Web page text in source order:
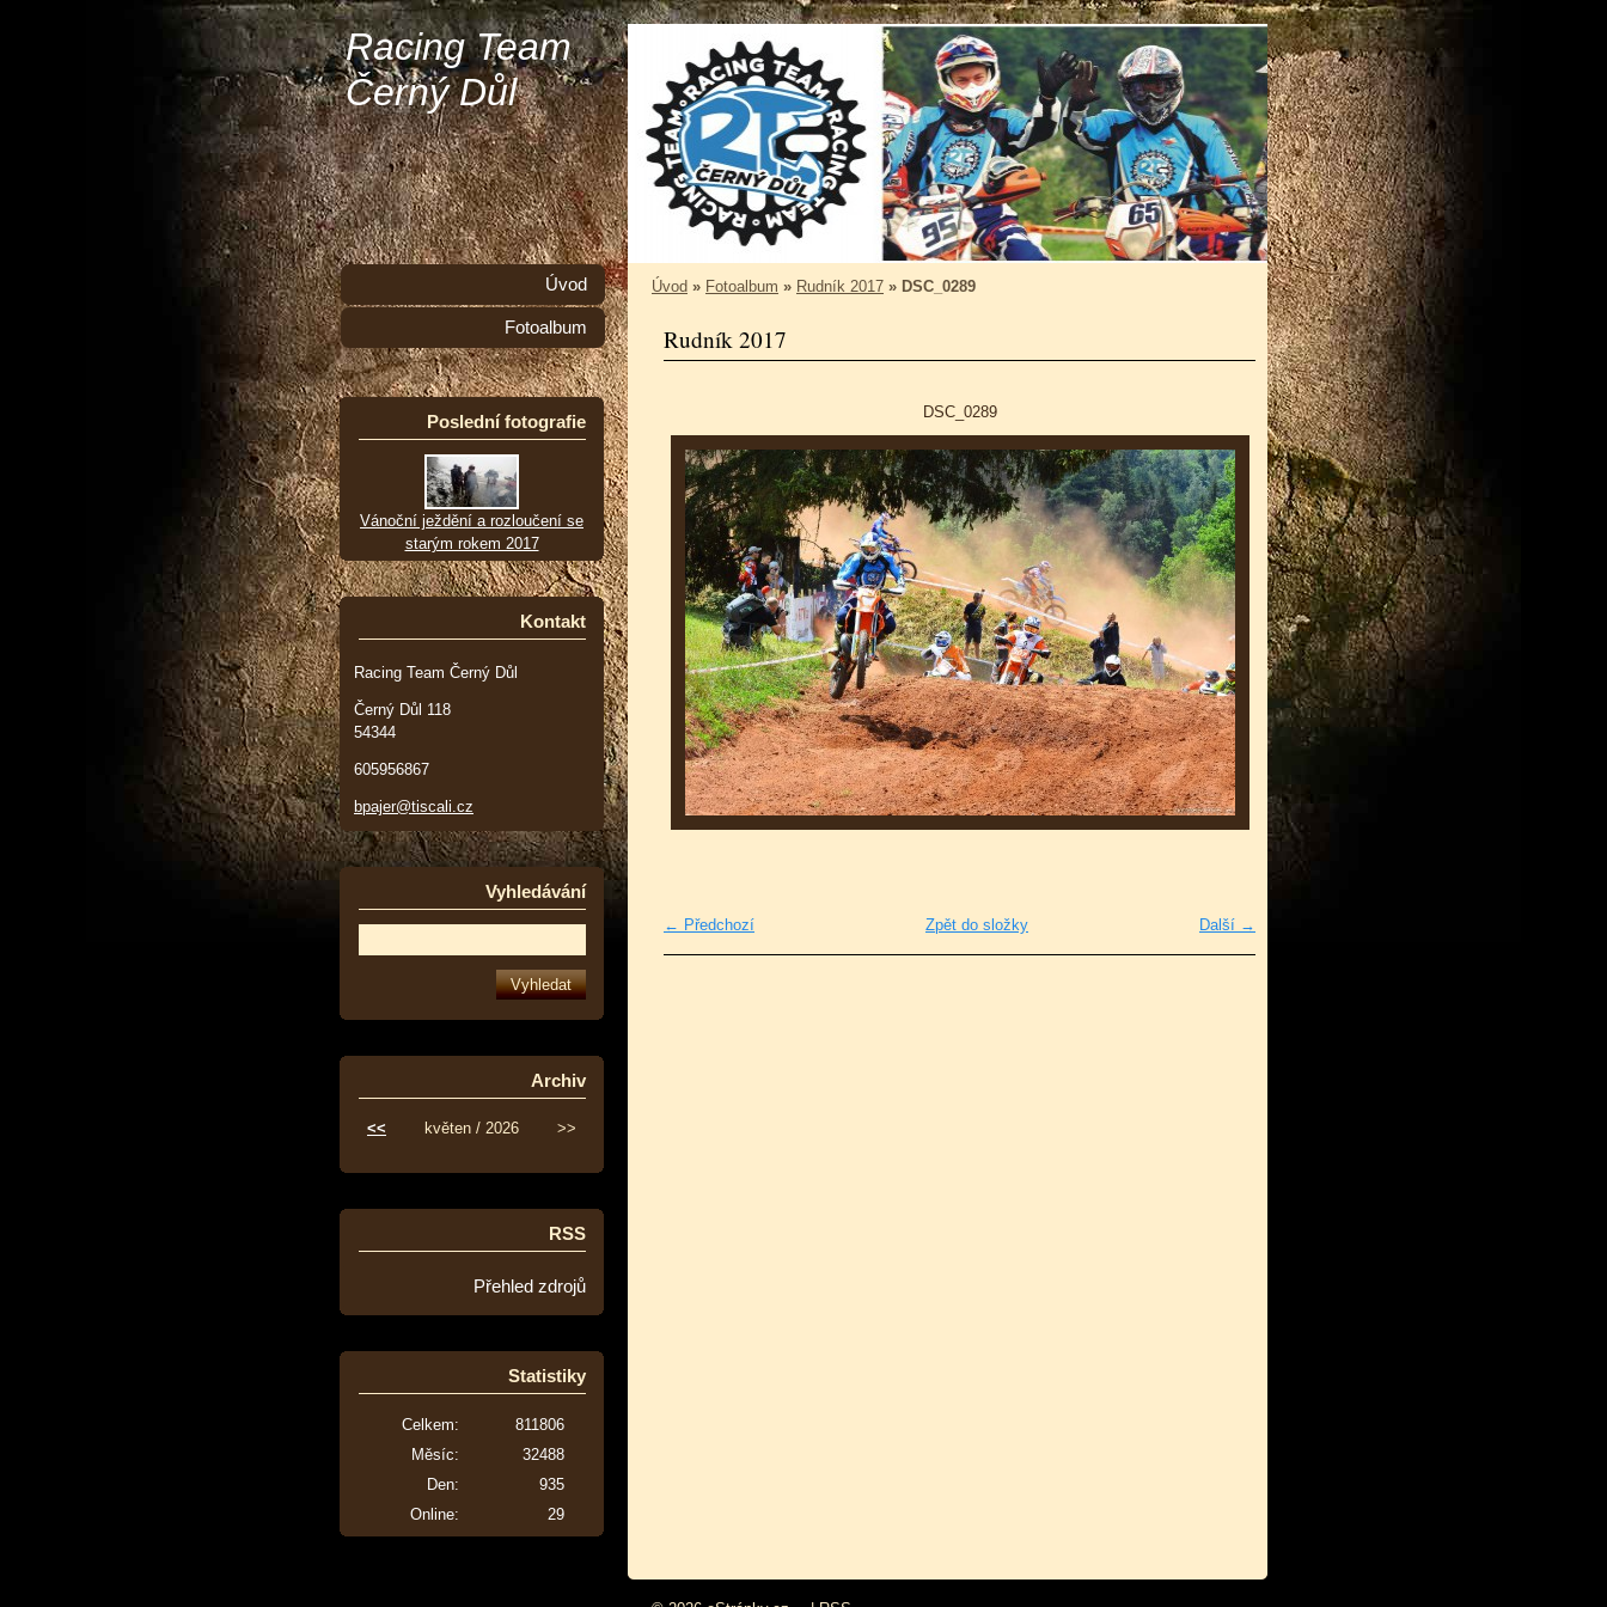
Racing Team
Černý Důl
Úvod » Fotoalbum » Rudník 2017 » DSC_0289
Rudník 2017
DSC_0289
← Předchozí Další →
Zpět do složky
Úvod
Fotoalbum
Poslední fotografie
Vánoční ježdění a rozloučení se
starým rokem 2017
Kontakt
Racing Team Černý Důl
Černý Důl 118
54344
605956867
bpajer@tiscali.cz
Vyhledávání
Archiv
<< květen / 2026 >>
RSS
Přehled zdrojů
Statistiky
Online: 29
Celkem:
811806
Měsíc:
32488
Den:
935